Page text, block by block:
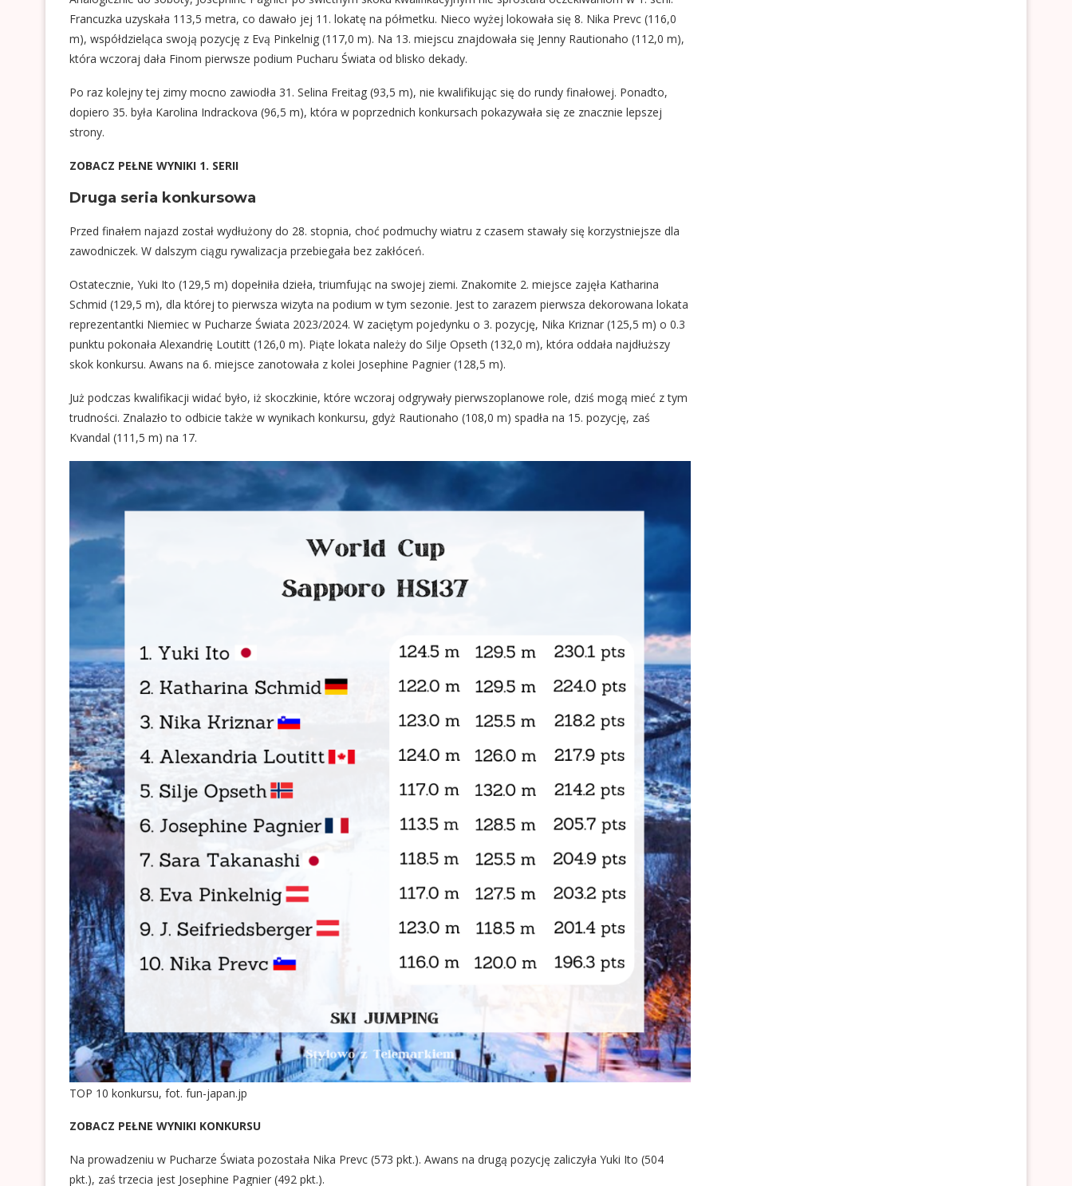
Francuzka uzyskała 113,5 metra, co dawało jej 11. lokatę na półmetku. Nieco wyżej lokowała się 8. Nika Prevc (116,0
m), współdzieląca swoją pozycję z Evą Pinkelnig (117,0 m). Na 13. miejscu znajdowała się Jenny Rautionaho (112,0 m),
która wczoraj dała Finom pierwsze podium Pucharu Świata od blisko dekady.
Po raz kolejny tej zimy mocno zawiodła 31. Selina Freitag (93,5 m), nie kwalifikując się do rundy finałowej. Ponadto,
dopiero 35. była Karolina Indrackova (96,5 m), która w poprzednich konkursach pokazywała się ze znacznie lepszej
strony.
ZOBACZ PEŁNE WYNIKI 1. SERII
Druga seria konkursowa
Przed finałem najazd został wydłużony do 28. stopnia, choć podmuchy wiatru z czasem stawały się korzystniejsze dla
zawodniczek. W dalszym ciągu rywalizacja przebiegała bez zakłóceń.
Ostatecznie, Yuki Ito (129,5 m) dopełniła dzieła, triumfując na swojej ziemi. Znakomite 2. miejsce zajęła Katharina
Schmid (129,5 m), dla której to pierwsza wizyta na podium w tym sezonie. Jest to zarazem pierwsza dekorowana lokata
reprezentantki Niemiec w Pucharze Świata 2023/2024. W zaciętym pojedynku o 3. pozycję, Nika Kriznar (125,5 m) o 0.3
punktu pokonała Alexandrię Loutitt (126,0 m). Piąte lokata należy do Silje Opseth (132,0 m), która oddała najdłuższy
skok konkursu. Awans na 6. miejsce zanotowała z kolei Josephine Pagnier (128,5 m).
Już podczas kwalifikacji widać było, iż skoczkinie, które wczoraj odgrywały pierwszoplanowe role, dziś mogą mieć z tym
trudności. Znalazło to odbicie także w wynikach konkursu, gdyż Rautionaho (108,0 m) spadła na 15. pozycję, zaś
Kvandal (111,5 m) na 17.
TOP 10 konkursu, fot. fun-japan.jp
ZOBACZ PEŁNE WYNIKI KONKURSU
Na prowadzeniu w Pucharze Świata pozostała Nika Prevc (573 pkt.). Awans na drugą pozycję zaliczyła Yuki Ito (504
pkt.), zaś trzecia jest Josephine Pagnier (492 pkt.).